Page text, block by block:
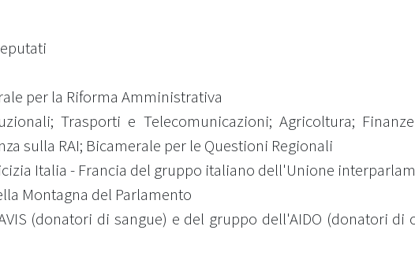
per la Riforma Amministrativa
Trasporti e Telecomunicazioni; Agricoltura;
sulla RAI; Bicamerale per le Questioni Regionali
Italia - Francia del gruppo italiano dell'Unione
Montagna del Parlamento
(donatori di sangue) e del gruppo dell'AIDO (donatori di